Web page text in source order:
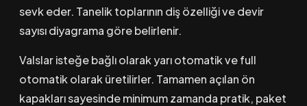
sevk eder. Tanelik toplarının diş özelliği ve devir
sayısı diyagrama göre belirlenir.
Valslar isteğe bağlı olarak yarı otomatik ve full
otomatik olarak üretilirler. Tamamen açılan ön
kapakları sayesinde minimum zamanda pratik, paket